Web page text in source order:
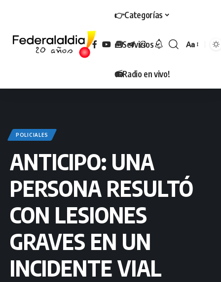
👉Categorías
🧰Servicios
📻Radio en vivo!
Tamaño
Aa
POLICIALES
ANTICIPO: UNA
PERSONA RESULTÓ
CON LESIONES
GRAVES EN UN
INCIDENTE VIAL